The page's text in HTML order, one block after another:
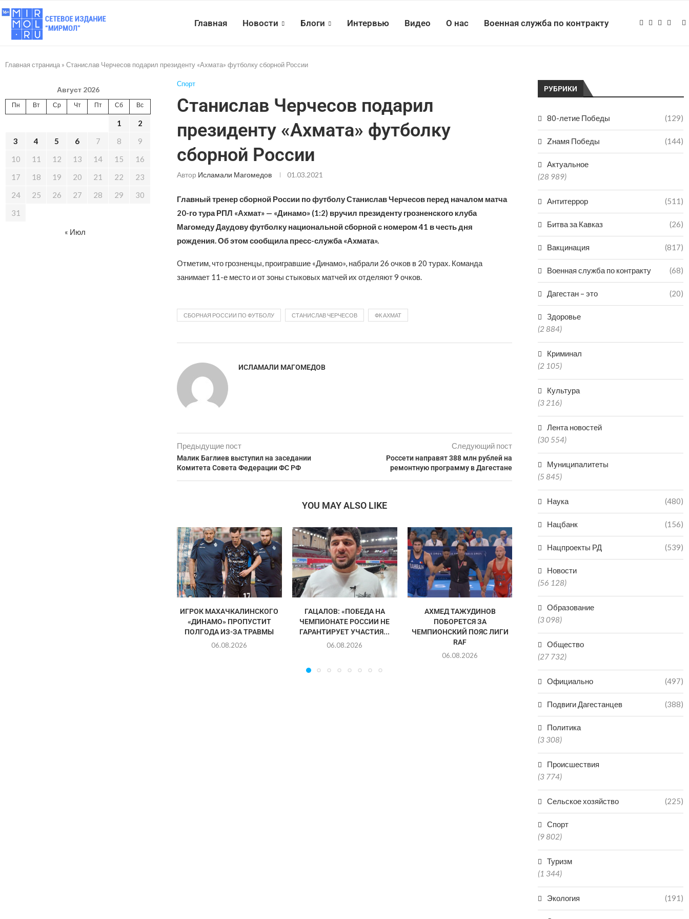
Главная Новости Блоги Интервью Видео О нас Военная служба по контракту
Главная страница » Станислав Черчесов подарил президенту «Ахмата» футболку сборной России
Спорт
Станислав Черчесов подарил
президенту «Ахмата» футболку
сборной России
Автор Исламали Магомедов 01.03.2021
Главный тренер сборной России по футболу Станислав Черчесов перед началом матча
20-го тура РПЛ «Ахмат» — «Динамо» (1:2) вручил президенту грозненского клуба
Магомеду Даудову футболку национальной сборной с номером 41 в честь дня
рождения. Об этом сообщила пресс-служба «Ахмата».
Отметим, что грозненцы, проигравшие «Динамо», набрали 26 очков в 20 турах. Команда
занимает 11-е место и от зоны стыковых матчей их отделяют 9 очков.
СБОРНАЯ РОССИИ ПО ФУТБОЛУ СТАНИСЛАВ ЧЕРЧЕСОВ ФК АХМАТ
ИСЛАМАЛИ МАГОМЕДОВ
Предыдущие пост
Малик Баглиев выступил на заседании
Комитета Совета Федерации ФС РФ
Следующий пост
Россети направят 388 млн рублей на
ремонтную программу в Дагестане
YOU MAY ALSO LIKE
ИГРОК МАХАЧКАЛИНСКОГО
«ДИНАМО» ПРОПУСТИТ
ПОЛГОДА ИЗ-ЗА ТРАВМЫ
06.08.2026
ГАЦАЛОВ: «ПОБЕДА НА
ЧЕМПИОНАТЕ РОССИИ НЕ
ГАРАНТИРУЕТ УЧАСТИЯ...
06.08.2026
АХМЕД ТАЖУДИНОВ
ПОБОРЕТСЯ ЗА
ЧЕМПИОНСКИЙ ПОЯС ЛИГИ
RAF
06.08.2026
КАК ВЫБРОСИТЬ СЕРЕБРО И
ВЫИГРАТЬ ЗОЛОТО: МЕТОД
НАЗЛЫМОВА
05.08.2026
РУБРИКИ
80-летие Победы (129)
Zнамя Победы (144)
Актуальное
(28 989)
Антитеррор (511)
Битва за Кавказ (26)
Вакцинация (817)
Военная служба по контракту (68)
Дагестан – это (20)
Здоровье
(2 884)
Криминал
(2 105)
Культура
(3 216)
Лента новостей
(30 554)
Муниципалитеты
(5 845)
Наука (480)
Нацбанк (156)
Нацпроекты РД (539)
Новости
(56 128)
Образование
(3 098)
Общество
(27 732)
Официально (497)
Подвиги Дагестанцев (388)
Политика
(3 308)
Происшествия
(3 774)
Сельское хозяйство (225)
Спорт
(9 802)
Туризм
(1 344)
Экология (191)
Август 2026
Пн Вт Ср Чт Пт Сб Вс
1
2
3
4 5 6 7 8
9
10
11 12 13 14 15
16
17
18 19 20 21 22
23
24
25 26 27 28 29
30
31
« Июл